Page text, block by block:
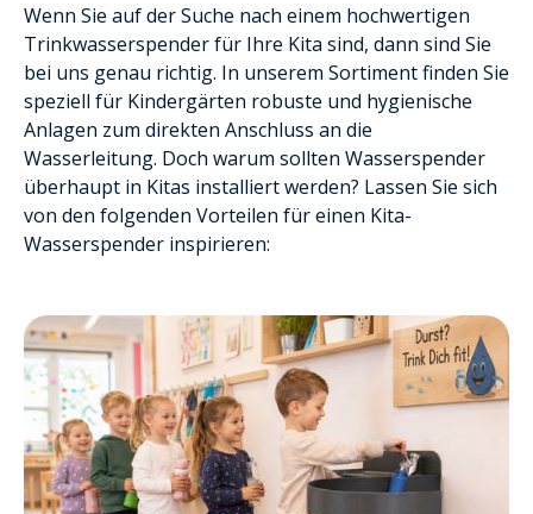
Wenn Sie auf der Suche nach einem hochwertigen
Trinkwasserspender für Ihre Kita sind, dann sind Sie
bei uns genau richtig. In unserem Sortiment finden Sie
speziell für Kindergärten robuste und hygienische
Anlagen zum direkten Anschluss an die
Wasserleitung. Doch warum sollten Wasserspender
überhaupt in Kitas installiert werden? Lassen Sie sich
von den folgenden Vorteilen für einen Kita-
Wasserspender inspirieren: